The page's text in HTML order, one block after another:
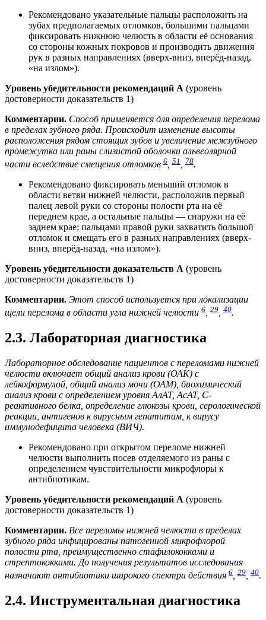
Рекомендовано указательные пальцы расположить на
зубах предполагаемых отломков, большими пальцами
фиксировать нижнюю челюсть в области её основания
со стороны кожных покровов и производить движения
рук в разных направлениях (вверх-вниз, вперёд-назад,
«на излом»).
Уровень убедительности рекомендаций А (уровень
достоверности доказательств 1)
Комментарии. Способ применяется для определения перелома
в пределах зубного ряда. Происходит изменение высоты
расположения рядом стоящих зубов и увеличение межзубного
промежутка или раны слизистой оболочки альвеолярной
части вследствие смещения отломков 6 51 78.
Рекомендовано фиксировать меньший отломок в
области ветви нижней челюсти, расположив первый
палец левой руки со стороны полости рта на её
переднем крае, а остальные пальцы — снаружи на её
заднем крае; пальцами правой руки захватить большой
отломок и смещать его в разных направлениях (вверх-
вниз, вперёд-назад, «на излом»).
Уровень убедительности доказательств А (уровень
достоверности доказательств 1)
Комментарии. Этот способ используется при локализации
щели перелома в области угла нижней челюсти 6 29 40.
2.3. Лабораторная диагностика
Лабораторное обследование пациентов с переломами нижней
челюсти включает общий анализ крови (ОАК) с
лейкоформулой, общий анализ мочи (ОАМ), биохимический
анализ крови с определением уровня АлАТ, АсАТ, С-
реактивного белка, определение глюкозы крови, серологической
реакции, антигенов к вирусным гепатитам, к вирусу
иммунодефицита человека (ВИЧ).
Рекомендовано при открытом переломе нижней
челюсти выполнить посев отделяемого из раны с
определением чувствительности микрофлоры к
антибиотикам.
Уровень убедительности рекомендаций А (уровень
достоверности доказательств 1)
Комментарии. Все переломы нижней челюсти в пределах
зубного ряда инфицированы патогенной микрофлорой
полости рта, преимущественно стафилококками и
стрептококками. До получения результатов исследования
назначают антибиотики широкого спектра действия 6, 29, 40.
2.4. Инструментальная диагностика